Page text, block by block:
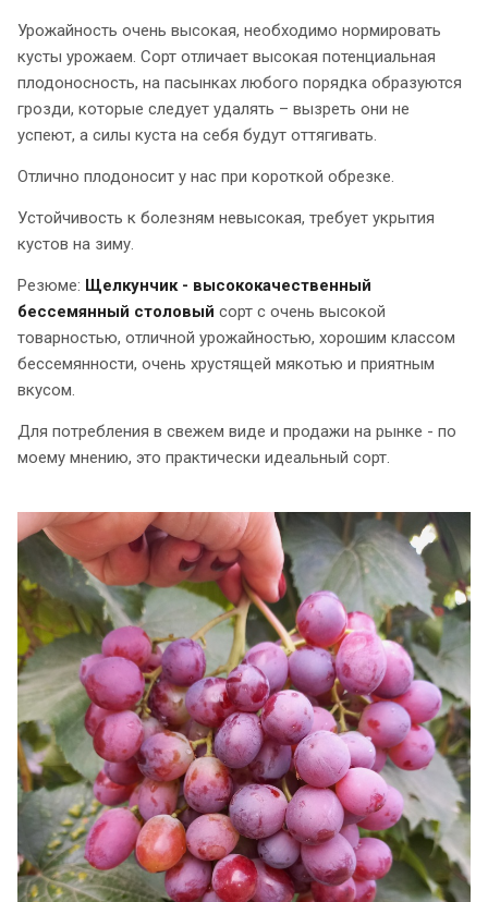
Урожайность очень высокая, необходимо нормировать
кусты урожаем. Сорт отличает высокая потенциальная
плодоносность, на пасынках любого порядка образуются
грозди, которые следует удалять – вызреть они не
успеют, а силы куста на себя будут оттягивать.
Отлично плодоносит у нас при короткой обрезке.
Устойчивость к болезням невысокая, требует укрытия
кустов на зиму.
Резюме: Щелкунчик - высококачественный
бессемянный столовый сорт с очень высокой
товарностью, отличной урожайностью, хорошим классом
бессемянности, очень хрустящей мякотью и приятным
вкусом.
Для потребления в свежем виде и продажи на рынке - по
моему мнению, это практически идеальный сорт.